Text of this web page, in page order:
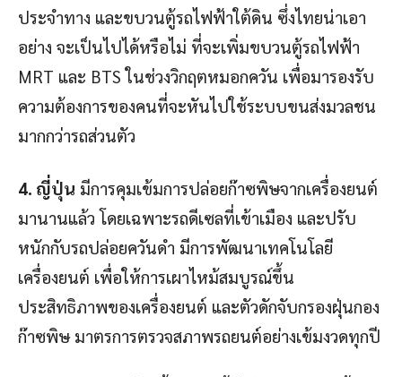
ประจำทาง และขบวนตู้รถไฟฟ้าใต้ดิน ซึ่งไทยน่าเอา
อย่าง จะเป็นไปได้หรือไม่ ที่จะเพิ่มขบวนตู้รถไฟฟ้า
MRT และ BTS ในช่วงวิกฤตหมอกควัน เพื่อมารองรับ
ความต้องการของคนที่จะหันไปใช้ระบบขนส่งมวลชน
มากกว่ารถส่วนตัว
4. ญี่ปุ่น มีการคุมเข้มการปล่อยก๊าซพิษจากเครื่องยนต์
มานานแล้ว โดยเฉพาะรถดีเซลที่เข้าเมือง และปรับ
หนักกับรถปล่อยควันดำ มีการพัฒนาเทคโนโลยี
เครื่องยนต์ เพื่อให้การเผาไหม้สมบูรณ์ขึ้น
ประสิทธิภาพของเครื่องยนต์ และตัวดักจับกรองฝุ่นกอง
ก๊าซพิษ มาตรการตรวจสภาพรถยนต์อย่างเข้มงวดทุกปี